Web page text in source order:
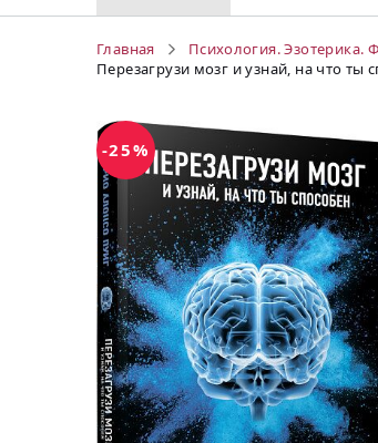
Главная Психология. Эзотерика.
Перезагрузи мозг и узнай, на что ты
-25%